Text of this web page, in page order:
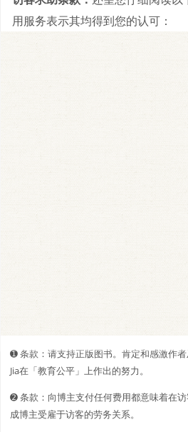
用服务表示其均得到您的认可：
➊️ 条款：请支持正版图书。肯定和感激作
Jia在「教育公平」上作出的努力。
➋️️ 条款：向博主支付任何费用都意味着在
成博主受雇于访客的劳务关系。